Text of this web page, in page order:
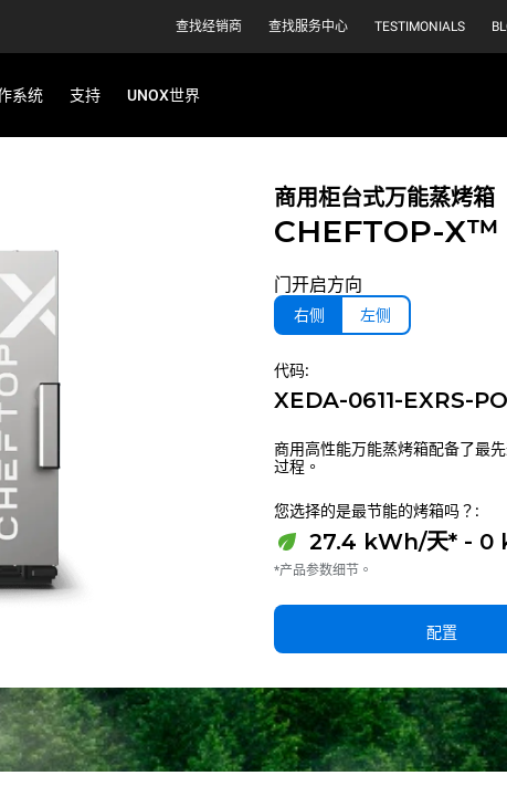
查找经销商 查找服务中心 TESTIMONIALS
系统 支持 UNOX世界
商用柜台式万能蒸烤箱
CHEFTOP-X™
门开启方向
右侧 左侧
代码:
XEDA-0611-EXRS-
商用高性能万能蒸烤箱配备了最
过程。
您选择的是最节能的烤箱吗？:
27.4 kWh/天* - 0
*产品参数细节。
配置